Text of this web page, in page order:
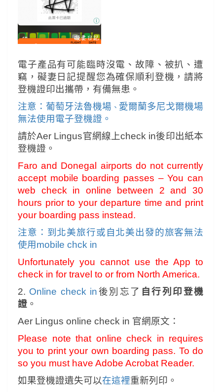
電子產品有可能臨時沒電、故障、被扒、遭
竊，礙妻日記提醒您為確保順利登機，請將
登機證印出攜帶，有備無患。
注意：葡萄牙法魯機場 、 愛爾蘭多尼戈爾機場
無法使用電子登機證。
請於Aer Lingus官網線上check in後印出紙本
登機證。
Faro and Donegal airports do not currently
accept mobile boarding passes – You can
web check in online between 2 and 30
hours prior to your departure time and print
your boarding pass instead.
注意：到北美旅行或自北美出發的旅客無法
使用mobile chck in
Unfortunately you cannot use the App to
check in for travel to or from North America.
2. Online check in後別忘了 自行列印登機
證 。
Aer Lingus online check in 官網原文：
Please note that online check in requires
you to print your own boarding pass. To do
so you must have Adobe Acrobat Reader.
如果登機證遺失可以在這裡重新列印。